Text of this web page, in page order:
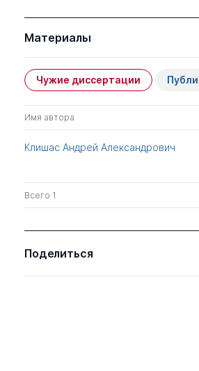
Материалы
Чужие диссертации
Имя автора
Клишас Андрей Александрович
Всего 1
Поделиться